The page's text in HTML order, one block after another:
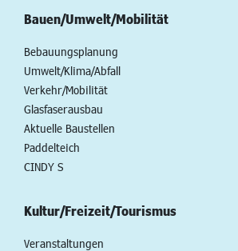
Bauen/Umwelt/Mobilität
Bebauungsplanung
Umwelt/Klima/Abfall
Verkehr/Mobilität
Glasfaserausbau
Aktuelle Baustellen
Paddelteich
CINDY S
Kultur/Freizeit/Tourismus
Veranstaltungen